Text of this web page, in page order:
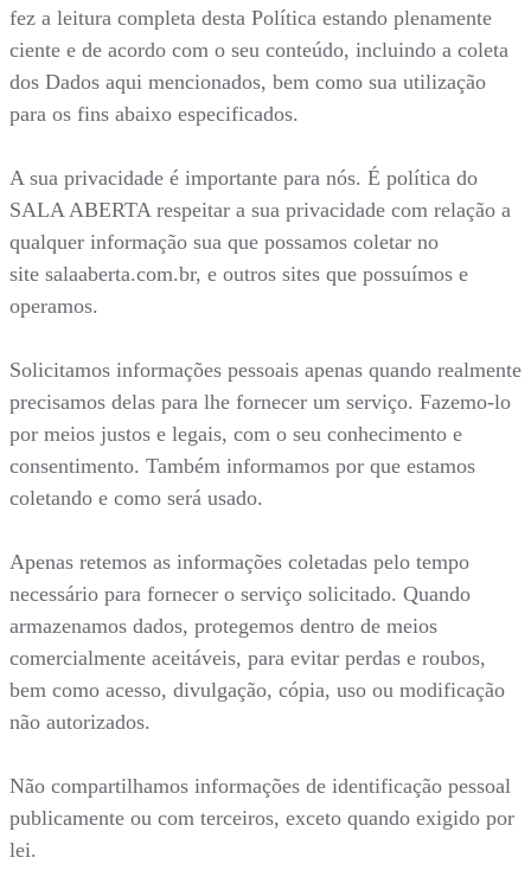
fez a leitura completa desta Política estando plenamente
ciente e de acordo com o seu conteúdo, incluindo a coleta
dos Dados aqui mencionados, bem como sua utilização
para os fins abaixo especificados.
A sua privacidade é importante para nós. É política do
SALA ABERTA respeitar a sua privacidade com relação a
qualquer informação sua que possamos coletar no
site salaaberta.com.br, e outros sites que possuímos e
operamos.
Solicitamos informações pessoais apenas quando realmente
precisamos delas para lhe fornecer um serviço. Fazemo-lo
por meios justos e legais, com o seu conhecimento e
consentimento. Também informamos por que estamos
coletando e como será usado.
Apenas retemos as informações coletadas pelo tempo
necessário para fornecer o serviço solicitado. Quando
armazenamos dados, protegemos dentro de meios
comercialmente aceitáveis, para evitar perdas e roubos,
bem como acesso, divulgação, cópia, uso ou modificação
não autorizados.
Não compartilhamos informações de identificação pessoal
publicamente ou com terceiros, exceto quando exigido por
lei.